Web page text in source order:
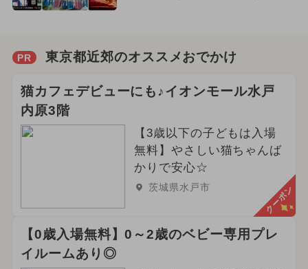
PR 東京都近郊のオススメおでかけ
猫カフェデビューにも♪イオンモール水戸
内原3階
【3歳以下の子どもは入場
無料】やさしい猫ちゃんば
かりで安心☆
茨城県水戸市 クーポン
【0歳入場無料】0～2歳のベビー専用プレ
イルームあり◎